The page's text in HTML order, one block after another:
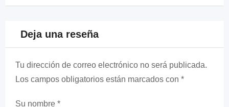
Deja una reseña
Tu dirección de correo electrónico no será publicada.
Los campos obligatorios están marcados con *
Su nombre *